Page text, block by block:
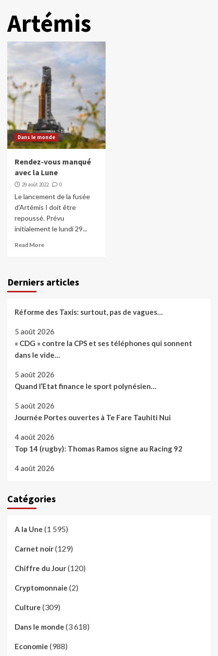
Artémis
Dans le monde
Rendez-vous manqué
avec la Lune
29 août 2022 0
Le lancement de la fusée
d’Artémis I doit être
repoussé. Prévu
initialement le lundi 29...
Read More
Derniers articles
Réforme des Taxis: surtout, pas de vagues…
5 août 2026
« CDG » contre la CPS et ses téléphones qui sonnent
dans le vide…
5 août 2026
Quand l’Etat finance le sport polynésien…
5 août 2026
Journée Portes ouvertes à Te Fare Tauhiti Nui
4 août 2026
Top 14 (rugby): Thomas Ramos signe au Racing 92
4 août 2026
Catégories
A la Une (1 595)
Carnet noir(129)
Chiffre du Jour(120)
Cryptomonnaie (2)
Culture (309)
Dans le monde (3 618)
Economie (988)